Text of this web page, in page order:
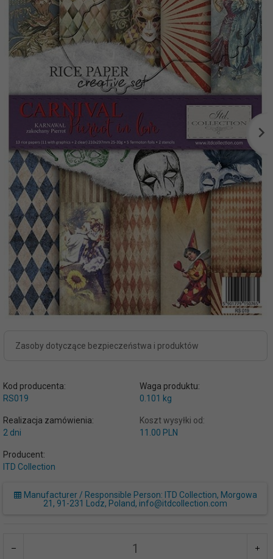
Zasoby dotyczące bezpieczeństwa i produktów
Kod producenta:
RS019
Waga produktu:
0.101 kg
Realizacja zamówienia:
2 dni
Koszt wysyłki od:
11.00 PLN
Producent:
ITD Collection
Manufacturer / Responsible Person: ITD Collection, Morgowa
21, 91-231 Lodz, Poland, info@itdcollection.com